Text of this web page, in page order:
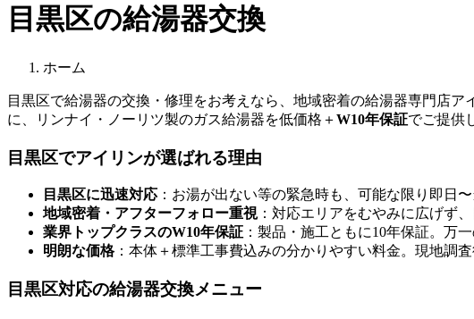
目黒区の給湯器交換
ホーム
目黒区で給湯器の交換・修理をお考えなら、地域密着の給湯器専門店
に、リンナイ・ノーリツ製のガス給湯器を低価格＋W10年保証でご提供
目黒区でアイリンが選ばれる理由
目黒区に迅速対応 ：お湯が出ない等の緊急時も、可能な限り即日
地域密着・アフターフォロー重視：対応エリアをむやみに広げず、
業界トップクラスのW10年保証 ：製品・施工ともに10年保証。万
明朗な価格：本体＋標準工事費込みの分かりやすい料金。現地調
目黒区対応の給湯器交換メニュー